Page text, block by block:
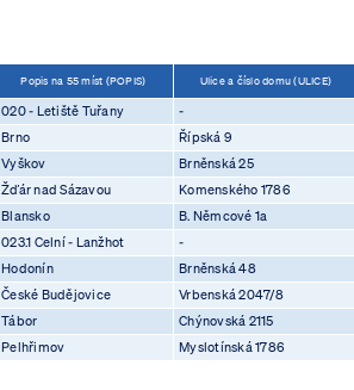
Popis na 55 míst (POPIS) Ulice a číslo domu (ULICE)
020 - Letiště Tuřany -
Brno Řípská 9
Vyškov Brněnská 25
Žďár nad Sázavou Komenského 1786
Blansko B. Němcové 1a
023.1 Celní - Lanžhot -
Hodonín Brněnská 48
České Budějovice Vrbenská 2047/8
Tábor Chýnovská 2115
Pelhřimov Myslotínská 1786